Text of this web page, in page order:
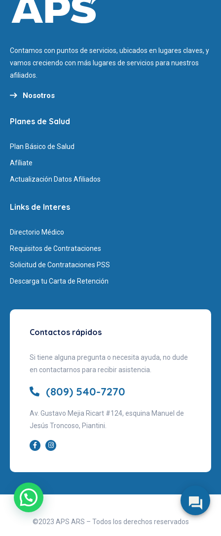
Contamos con puntos de servicios, ubicados en lugares claves, y
vamos creciendo con más lugares de servicios para nuestros
afiliados.
Nosotros
Planes de Salud
Plan Básico de Salud
Afíliate
Actualización Datos Afiliados
Links de Interes
Directorio Médico
Requisitos de Contrataciones
Solicitud de Contrataciones PSS
Descarga tu Carta de Retención
Contactos rápidos
Si tiene alguna pregunta o necesita ayuda, no dude
en contactarnos para recibir asistencia.
(809) 540-7270
Av. Gustavo Mejia Ricart #124, esquina Manuel de
Jesús Troncoso, Piantini.
©2023 APS ARS – Todos los derechos reservados